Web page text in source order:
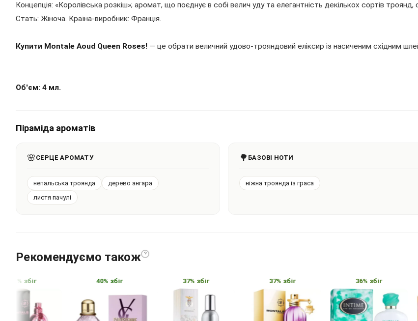
Концепція: «Королівська розкіш»; аромат, що поєднує в собі велич уду та елегантність декількох сортів
Стать: Жіноча. Країна-виробник: Франція.
Купити Montale Aoud Queen Roses! — це обрати величний удово-трояндовий еліксир із насиченим східним
Об'єм: 4 мл.
Піраміда ароматів
🌸 СЕРЦЕ АРОМАТУ
непальська троянда
дерево ангара
листя пачулі
🌳 БАЗОВІ НОТИ
ніжна троянда із граса
Рекомендуємо також ?
41% збіг 40% збіг 37% збіг 37% збіг 36% збіг